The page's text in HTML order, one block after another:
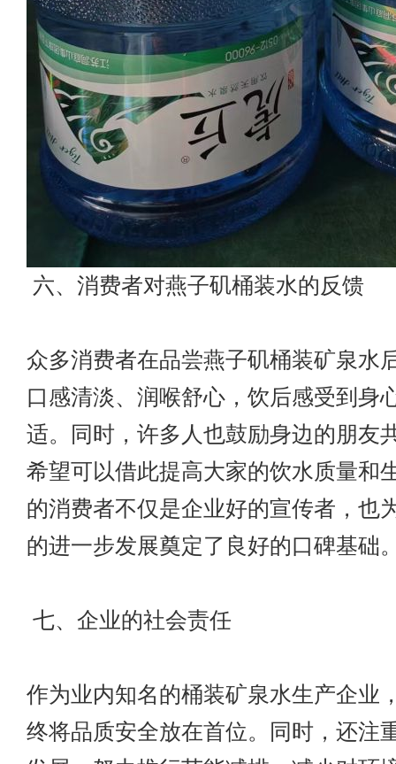
六、消费者对燕子矶桶装水的反馈
众多消费者在品尝燕子矶桶装矿泉水
口感清淡、润喉舒心，饮后感受到身
适。同时，许多人也鼓励身边的朋友
希望可以借此提高大家的饮水质量和
的消费者不仅是企业好的宣传者，也
的进一步发展奠定了良好的口碑基础
七、企业的社会责任
作为业内知名的桶装矿泉水生产企业
终将品质安全放在首位。同时，还注